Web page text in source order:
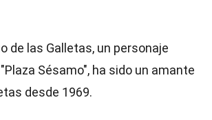
de las Galletas, un personaje
Sésamo", ha sido un amante
desde 1969.